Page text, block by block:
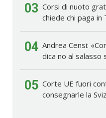
03 Corsi di nuoto
chiede chi paga in
04 Andrea Censi:
dica no al salasso
05 Corte UE fuori
consegnarle la